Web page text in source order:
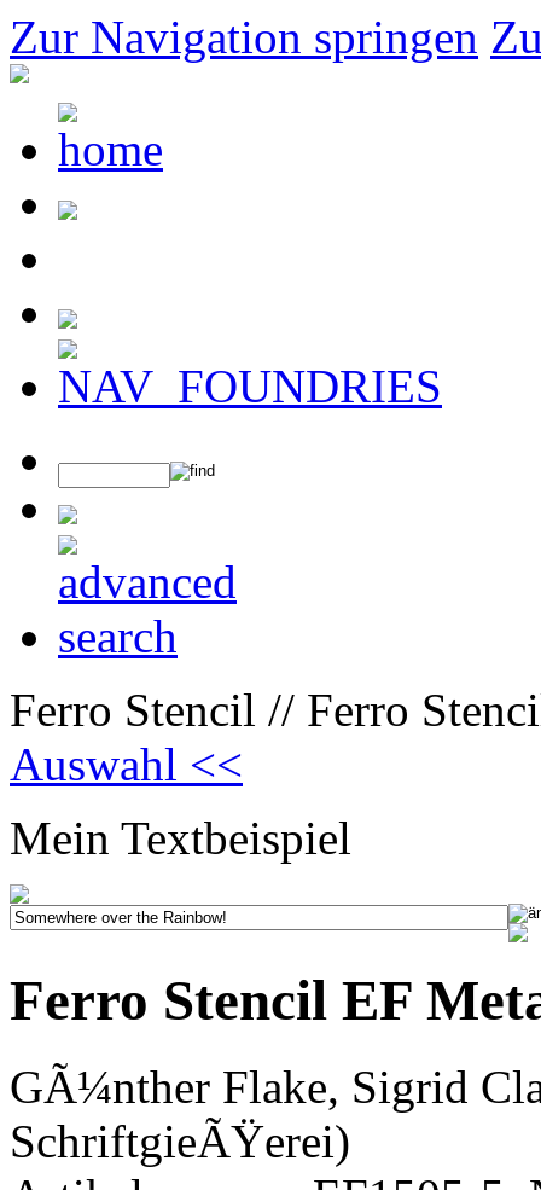
Zur Navigation springen
Ferro Stencil // Ferro
Auswahl <<
Mein Textbeispiel
Ferro Stencil EF
GÃ¼nther Flake, Sigrid
SchriftgieÃŸerei)